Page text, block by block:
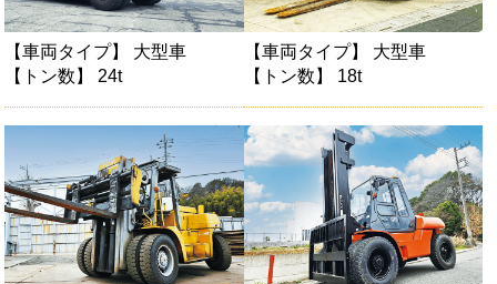
【車両タイプ】 大型車
【トン数】 24t
【車両タイプ】 大型車
【トン数】 18t